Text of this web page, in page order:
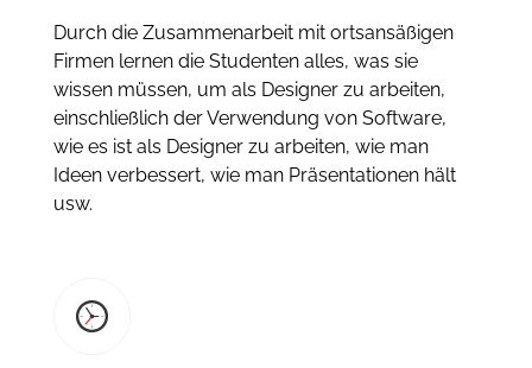
Durch die Zusammenarbeit mit ortsansäßigen
Firmen lernen die Studenten alles, was sie
wissen müssen, um als Designer zu arbeiten,
einschließlich der Verwendung von Software,
wie es ist als Designer zu arbeiten, wie man
Ideen verbessert, wie man Präsentationen hält
usw.